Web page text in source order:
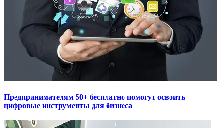
Предпринимателям 50+ бесплатно помогут освоить
цифровые инструменты для бизнеса